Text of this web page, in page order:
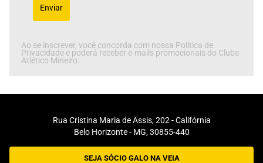
Enviar
Ao se inscrever, você concorda com nossa Política de
Privacidade e poderá receber e-mails promocionais do Clube
Atlético Mineiro.
Rua Cristina Maria de Assis, 202 - Califórnia
Belo Horizonte - MG, 30855-440
SEJA SÓCIO GALO NA VEIA